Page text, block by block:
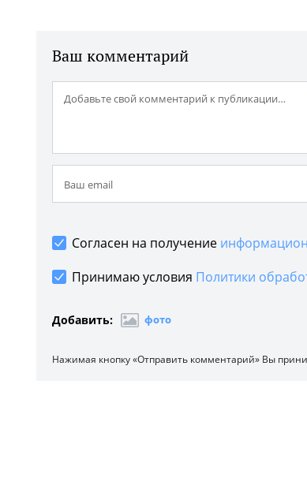
Ваш комментарий
Согласен на получение
Принимаю условия Политики
Добавить: фото
Нажимая кнопку «Отправить комментарий» Вы